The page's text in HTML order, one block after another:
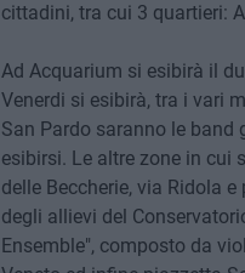
cittadini, tra cui 3 quartieri:
Ad Acquarium si esibirà il
Venerdi si esibirà, tra i vari
San Pardo saranno le band
esibirsi. Le altre zone in cui
delle Beccherie, via Ridola
degli allievi del
Ensemble", composto da